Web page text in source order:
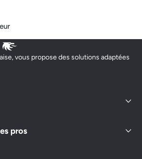
vous propose des solutions adaptées
pros